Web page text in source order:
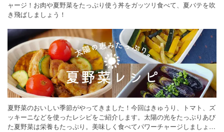
ャージ！お肉や夏野菜をたっぷり使う丼をガッツリ食べて、夏バテを吹
き飛ばしましょう！
夏野菜のおいしい季節がやってきました！今回はきゅうり、トマト、ズ
ッキーニなどを使ったレシピをご紹介します。太陽の光をたっぷりあび
た夏野菜は栄養もたっぷり。美味しく食べてパワーチャージしましょう